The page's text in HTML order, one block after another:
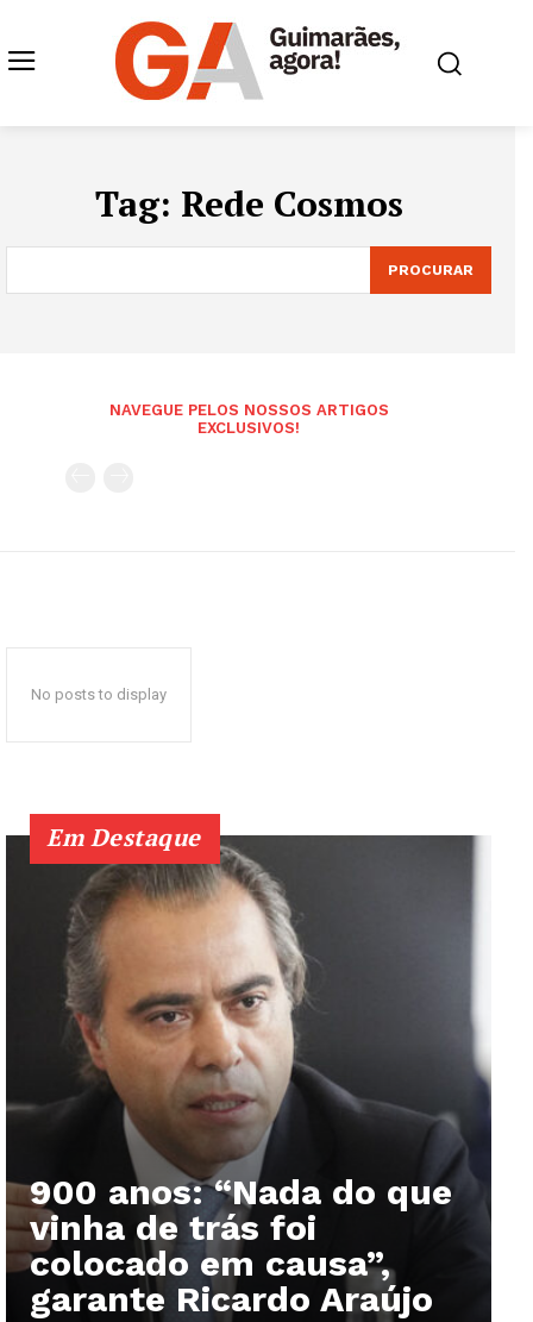
Tag: Rede Cosmos
PROCURAR
NAVEGUE PELOS NOSSOS ARTIGOS
EXCLUSIVOS!
No posts to display
Em Destaque
900 anos: “Nada do que
vinha de trás foi
colocado em causa”,
garante Ricardo Araújo